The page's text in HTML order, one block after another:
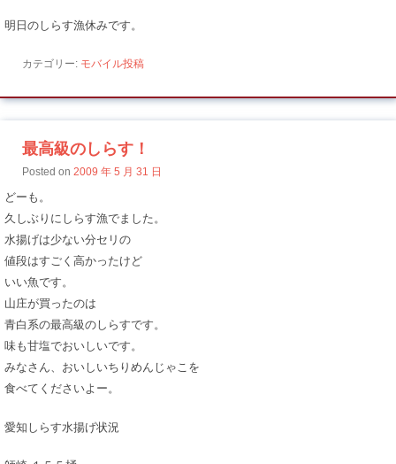
明日のしらす漁休みです。
カテゴリー: モバイル投稿
最高級のしらす！
Posted on 2009 年 5 月 31 日
どーも。
久しぶりにしらす漁でました。
水揚げは少ない分セリの
値段はすごく高かったけど
いい魚です。
山庄が買ったのは
青白系の最高級のしらすです。
味も甘塩でおいしいです。
みなさん、おいしいちりめんじゃこを
食べてくださいよー。
愛知しらす水揚げ状況